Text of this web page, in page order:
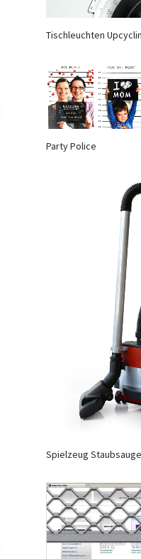
Tischleuchten
Party Police
Spielzeug